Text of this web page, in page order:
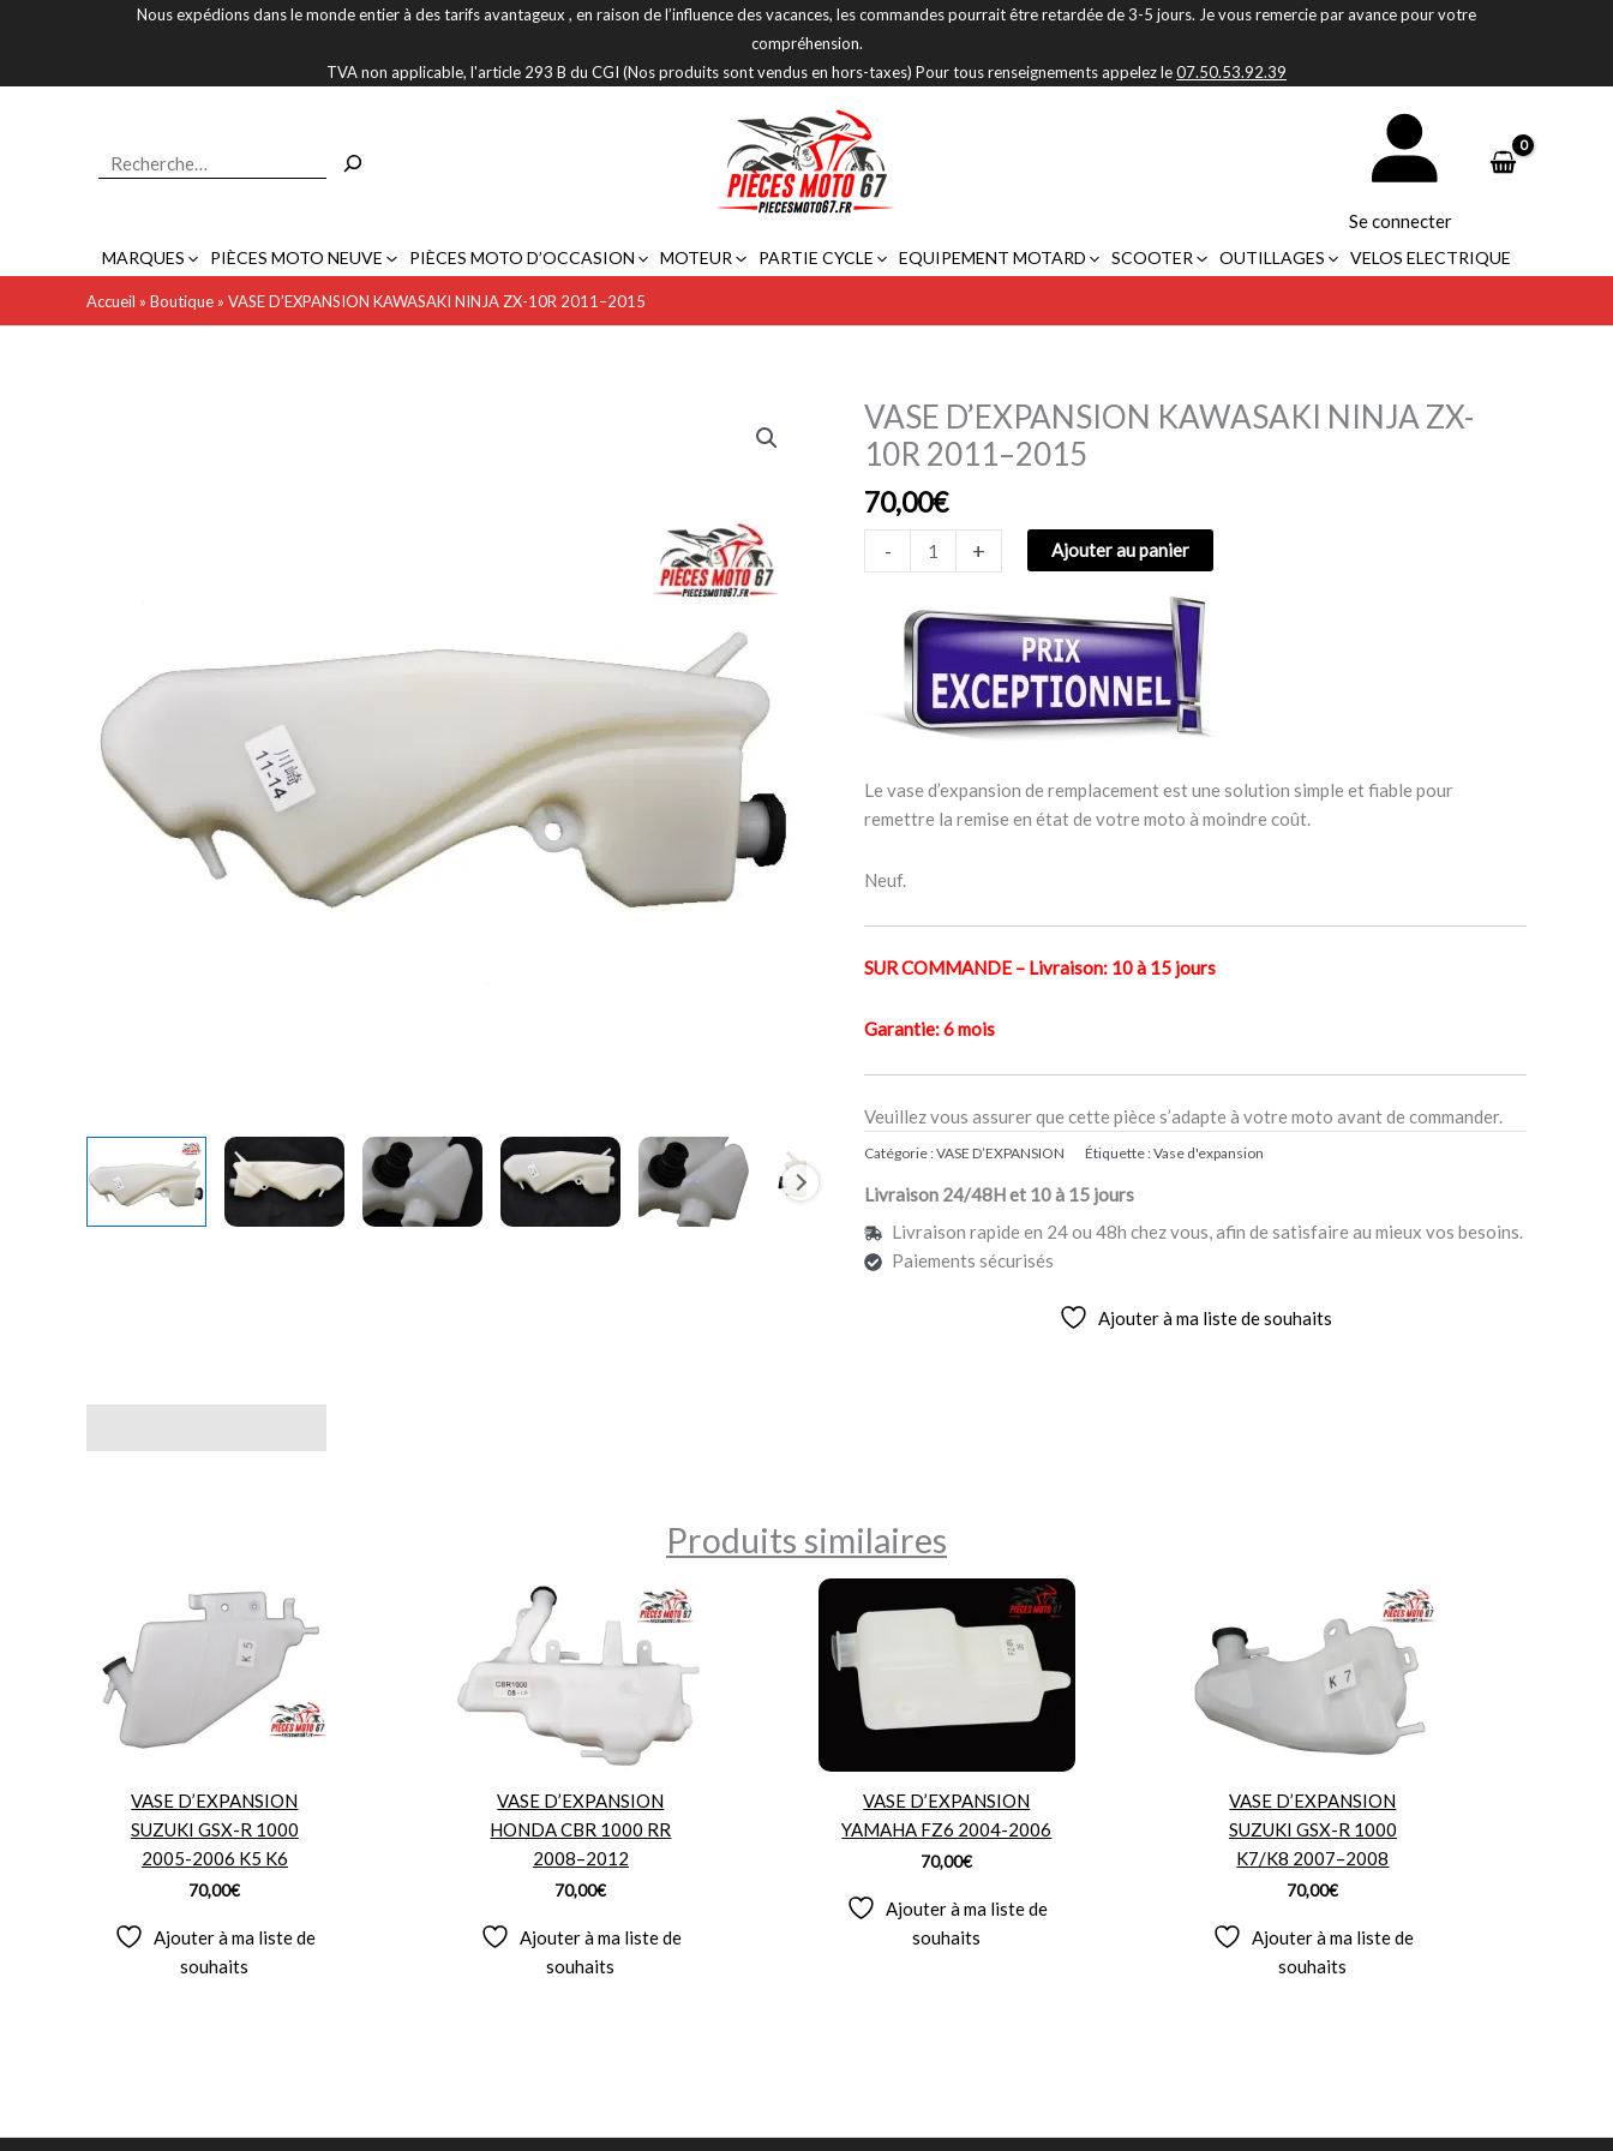
Nous expédions dans le monde entier à des tarifs avantageux , en raison de l’influence des vacances, les commandes pourrait être retardée de 3-5 jours. Je vous remercie par avance pour votre
compréhension.
TVA non applicable, l'article 293 B du CGI (Nos produits sont vendus en hors-taxes) Pour tous renseignements appelez le07.50.53.92.39
Se connecter
MARQUES PIÈCES MOTO NEUVE PIÈCES MOTO D’OCCASION MOTEUR PARTIE CYCLE EQUIPEMENT MOTARD SCOOTER OUTILLAGES VELOS ELECTRIQUE
Accueil » Boutique » VASE D’EXPANSION KAWASAKI NINJA ZX-10R 2011–2015
VASE D’EXPANSION KAWASAKI NINJA ZX-
10R 2011–2015
70,00€
-
quantité
de
VASE
D’EXPANSION
KAWASAKI
NINJA
2011–
2015
+ Ajouter au panier
Le vase d’expansion de remplacement est une solution simple et fiable pour
remettre la remise en état de votre moto à moindre coût.
Neuf.
SUR COMMANDE – Livraison: 10 à 15 jours
Garantie: 6 mois
Veuillez vous assurer que cette pièce s’adapte à votre moto avant de commander.
Catégorie :VASE D’EXPANSION Étiquette :Vase d'expansion
Livraison 24/48H et 10 à 15 jours
Livraison rapide en 24 ou 48h chez vous, afin de satisfaire au mieux vos besoins.
Paiements sécurisés
Ajouter à ma liste de souhaits
Produits similaires
VASE D’EXPANSION
SUZUKI GSX-R 1000
2005-2006 K5 K6
70,00€
Ajouter à ma liste de
souhaits
VASE D’EXPANSION
HONDA CBR 1000 RR
2008–2012
70,00€
Ajouter à ma liste de
souhaits
VASE D’EXPANSION
YAMAHA FZ6 2004-2006
70,00€
Ajouter à ma liste de
souhaits
VASE D’EXPANSION
SUZUKI GSX-R 1000
K7/K8 2007–2008
70,00€
Ajouter à ma liste de
souhaits